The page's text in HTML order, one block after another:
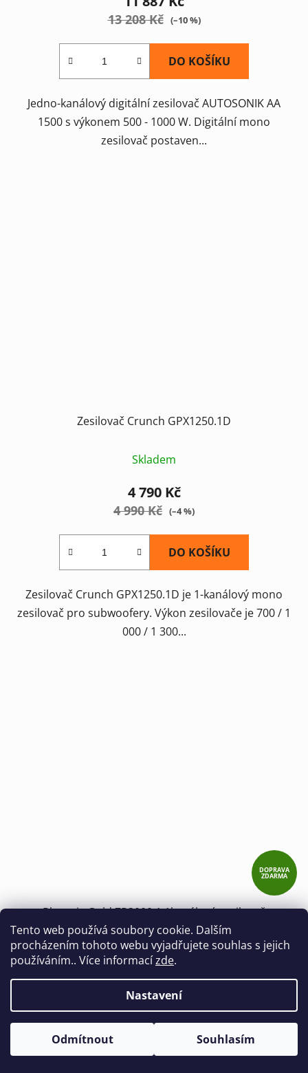
Tento web používá soubory cookie. Dalším
procházením tohoto webu vyjadřujete souhlas s jejich
používáním.. Více informacízde.
Nastavení
Odmítnout Souhlasím
13 208 Kč (–10 %)
DO KOŠÍKU
Jedno-kanálový digitální zesilovač AUTOSONIK AA
1500 s výkonem 500 - 1000 W. Digitální mono
zesilovač postaven...
Zesilovač Crunch GPX1250.1D
Skladem
4 790 Kč
4 990 Kč (–4 %)
DO KOŠÍKU
Zesilovač Crunch GPX1250.1D je 1-kanálový mono
zesilovač pro subwoofery. Výkon zesilovače je 700 / 1
000 / 1 300...
DOPRAVA
ZDARMA
Phoenix Gold ZP3000.1 1kanálový zesilovač
Skladem
8 090 Kč
8 990 Kč (–10 %)
DO KOŠÍKU